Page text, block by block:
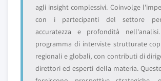
agli insight complessivi. Coinvolge
con i partecipanti del settore
accuratezza e profondità
programma di interviste strutturate
regionali e globali, con contributi di
direttori ed esperti della materia.